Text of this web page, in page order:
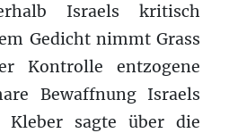
Israels kritisch
Gedicht nimmt Grass
Kontrolle entzogene
Bewaffnung Israels
Kleber sagte über die